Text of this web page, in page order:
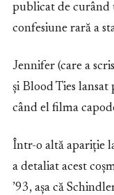
publicat de curând
confesiune rară a
Jennifer (care a
și Blood Ties
când el filma
Într-o altă apariție
a detaliat acest
’93, așa că